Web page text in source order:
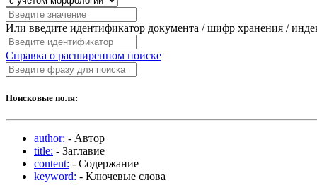
Или введите идентификатор документа / шифр хранения /
Справка о расширенном поиске
Поисковые поля:
author: - Автор
title: - Заглавие
content: - Содержание
keyword: - Ключевые слова